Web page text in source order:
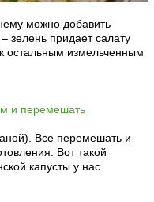
можно добавить
зелень придает салату
остальным измельченным
Все перемешать и
Вот такой
капусты у нас